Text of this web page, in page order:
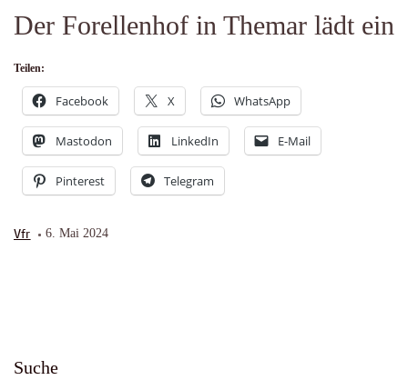
Der Forellenhof in Themar lädt ein
Teilen:
Facebook X WhatsApp
Mastodon LinkedIn E-Mail
Pinterest Telegram
Vfr 6. Mai 2024
Suche